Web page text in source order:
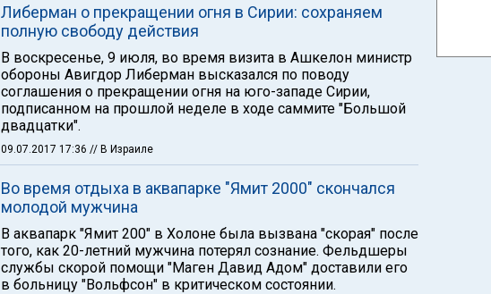
Либерман о прекращении огня в Сирии: сохраняем
полную свободу действия
В воскресенье, 9 июля, во время визита в Ашкелон министр
обороны Авигдор Либерман высказался по поводу
соглашения о прекращении огня на юго-западе Сирии,
подписанном на прошлой неделе в ходе саммите "Большой
двадцатки".
09.07.2017 17:36 // В Израиле
Во время отдыха в аквапарке "Ямит 2000" скончался
молодой мужчина
В аквапарк "Ямит 200" в Холоне была вызвана "скорая" после
того, как 20-летний мужчина потерял сознание. Фельдшеры
службы скорой помощи "Маген Давид Адом" доставили его
в больницу "Вольфсон" в критическом состоянии.